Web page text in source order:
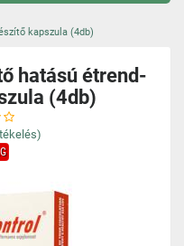
kapszula (4db)
hatású étrend-
(4db)